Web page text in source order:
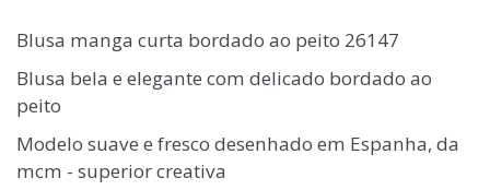
Blusa manga curta bordado ao peito 26147
Blusa bela e elegante com delicado bordado ao
peito
Modelo suave e fresco desenhado em Espanha, da
mcm - superior creativa